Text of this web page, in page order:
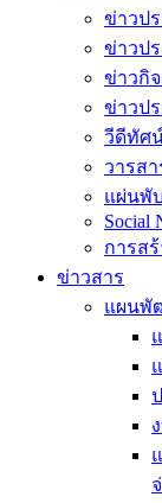
ข่าวป
ข่าวป
ข่าวกิ
ข่าวป
วีดีทัศ
วารสา
แผ่นพับ
Social
การส
ข่าวสาร
แผนพั